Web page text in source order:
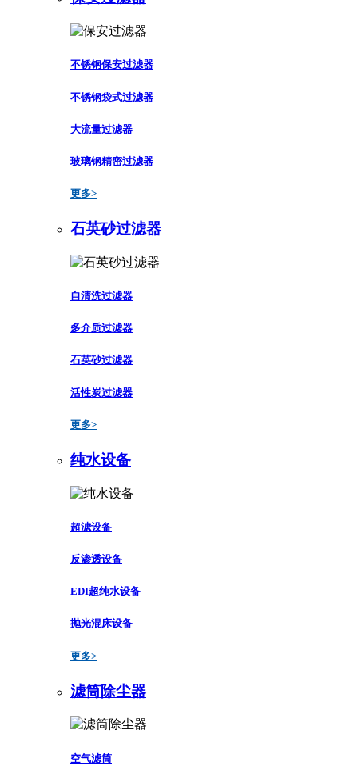
不锈钢保安过滤器
不锈钢袋式过滤器
大流量过滤器
玻璃钢精密过滤器
更多>
石英砂过滤器
自清洗过滤器
多介质过滤器
石英砂过滤器
活性炭过滤器
更多>
纯水设备
超滤设备
反渗透设备
EDI超纯水设备
抛光混床设备
更多>
滤筒除尘器
空气滤筒